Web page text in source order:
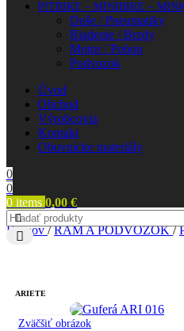
PITBIKE – MINIBIKE –
Duše / Pneumatiky
Riadenie / Brzdy
Motor / Pohon
Podvozok
Úvod
Obchod
Výrobcovia
Kontakt
Obuvnícke materiály
0
0
0 items 0,00 €
Domov/ RÁM A PODVOZOK/
ARIETE
Zväčšiť obrázok